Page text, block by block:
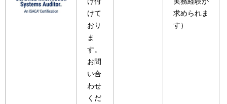
けて
おり
ま
す。
お問
い合
わせ
くだ
求められま
す）